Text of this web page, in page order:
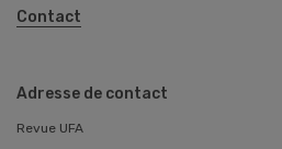
Contact
Adresse de contact
Revue UFA